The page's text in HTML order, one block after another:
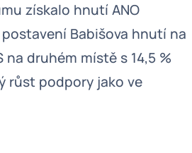
získalo hnutí ANO
Babišova hnutí na
druhém místě s 14,5 %
růst podpory jako ve